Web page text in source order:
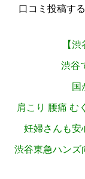
口コミ投稿す
【
渋谷
国
肩こり 腰痛 む
妊婦さんも安
渋谷東急ハンズ